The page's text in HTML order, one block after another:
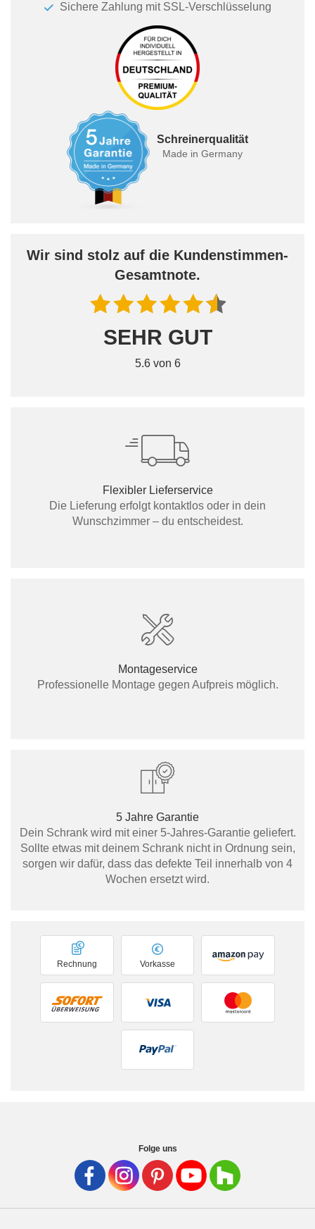
Sichere Zahlung mit SSL-Verschlüsselung
Schreinerqualität
Made in Germany
Wir sind stolz auf die Kundenstimmen-
Gesamtnote.
SEHR GUT
5.6 von 6
Flexibler Lieferservice
Die Lieferung erfolgt kontaktlos oder in dein
Wunschzimmer – du entscheidest.
Montageservice
Professionelle Montage gegen Aufpreis möglich.
5 Jahre Garantie
Dein Schrank wird mit einer 5-Jahres-Garantie geliefert.
Sollte etwas mit deinem Schrank nicht in Ordnung sein,
sorgen wir dafür, dass das defekte Teil innerhalb von 4
Wochen ersetzt wird.
Vorkasse
Rechnung
Folge uns